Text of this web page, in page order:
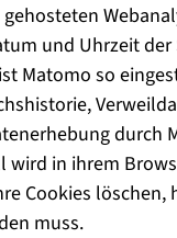
und Uhrzeit
Matomo so
in ihrem
Cookies
muss.